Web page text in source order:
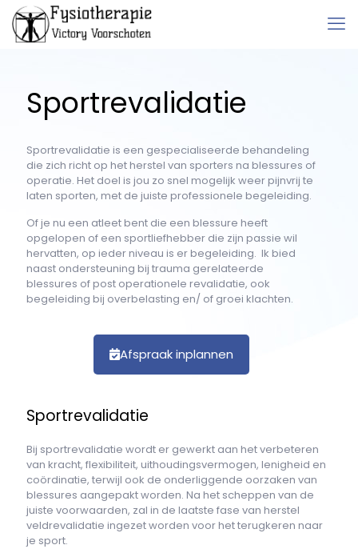
Sportrevalidatie
Sportrevalidatie is een gespecialiseerde behandeling
die zich richt op het herstel van sporters na blessures of
operatie. Het doel is jou zo snel mogelijk weer pijnvrij te
laten sporten, met de juiste professionele begeleiding.
Of je nu een atleet bent die een blessure heeft
opgelopen of een sportliefhebber die zijn passie wil
hervatten, op ieder niveau is er begeleiding. Ik bied
naast ondersteuning bij trauma gerelateerde
blessures of post operationele revalidatie, ook
begeleiding bij overbelasting en/ of groei klachten.
Afspraak inplannen
Sportrevalidatie
Bij sportrevalidatie wordt er gewerkt aan het verbeteren
van kracht, flexibiliteit, uithoudingsvermogen, lenigheid en
coördinatie, terwijl ook de onderliggende oorzaken van
blessures aangepakt worden. Na het scheppen van de
juiste voorwaarden, zal in de laatste fase van herstel
veldrevalidatie ingezet worden voor het terugkeren naar
je sport.